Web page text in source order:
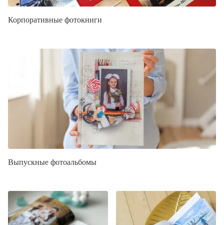
Корпоративные фотокниги
Выпускные фотоальбомы